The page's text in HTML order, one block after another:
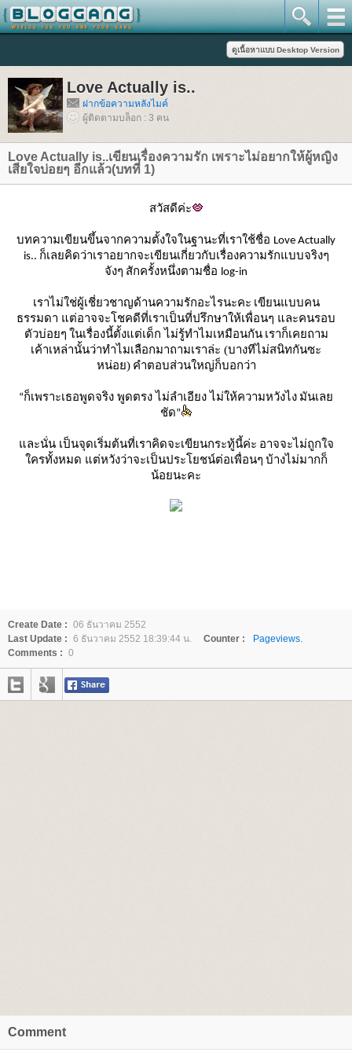
Love Actually is..
ฝากข้อความหลังไมค์
ผู้ติดตามบล็อก : 3 คน
Love Actually is..เขียนเรื่องความรัก เพราะไม่อยากให้ผู้หญิง
เสียใจบ่อยๆ อีกแล้ว(บทที่ 1)
สวัสดีค่ะ
บทความเขียนขึ้นจากความตั้งใจในฐานะที่เราใช้ชื่อ Love Actually
is.. ก็เลยคิดว่าเราอยากจะเขียนเกี่ยวกับเรื่องความรักแบบจริงๆ
จังๆ สักครั้งหนึ่งตามชื่อ log-in
เราไม่ใช่ผู้เชี่ยวชาญด้านความรักอะไรนะคะ เขียนแบบคน
ธรรมดา แต่อาจจะโชคดีที่เราเป็นที่ปรึกษาให้เพื่อนๆ และคนรอบ
ตัวบ่อยๆ นเรื่องนี้ตั้งแต่เด็ก ไม่รู้ทำไมเหมือนกัน เราก็เคยถาม
เค้าเหล่านั้นว่าทำไมเลือกมาถามเราล่ะ (บางทีไม่สนิทกันซะ
หน่อย) คำตอบส่วนใหญ่ก็บอกว่า
“ก็เพราะเธอพูดจริง พูดตรง ไม่ลำเอียง ไม่ให้ความหวังไง มันเล
ชัด”
ละนั่น เป็นจุดเริ่มต้นที่เราคิดจะเขียนกระทู้นี้ค่ะ อาจจะไม่ถูกใจ
ครทั้งหมด แต่หวังว่าจะเป็นประโยชน์ต่อเพื่อนๆ บ้างไม่มากก็
น้อยนะคะ
Create Date : 06 ธันวาคม 2552
Last Update : 6 ธันวาคม 2552 18:39:44 น. Counter :
Pageviews.
Comments : 0
Comment